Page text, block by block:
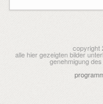
copyright
alle hier gezeigten bilder
genehmigung